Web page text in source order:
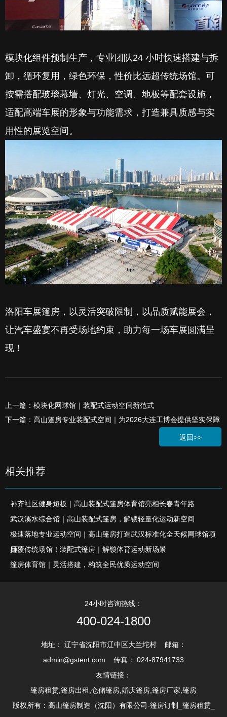
模块化组件预制生产，专业团队24 小时快速搭建与拆
卸，循环复用，绿色环保，性价比远超传统场馆。可
按需搭配玻璃幕墙、灯光、空调、地板等配套设施，
适配高端车展的形象与功能需求，打造兼具质感与实
用性的展览空间。
洛阳车展篷房，以灵活突破限制，以品质赋能展会，
让汽车盛宴不再受场地约束，助力每一场车展圆满呈
现！
上一篇：模块化网球馆｜装配式运动空间新范式
下一篇：高山篷房专业装配式空间｜为2026大连工博会提供坚实保障
返回>>
相关推荐
补齐社区健身短板｜高山装配式篷房体育馆亮相长春青年路
武汉溪水综合馆｜高山装配式篷房，解锁轻量化运动新空间
极速落地专业运动空间｜高山篷房打造武汉标准化全天候网球馆项
目
颠覆传统场馆！装配式篷房｜解锁体育运动新场景
篷房体育馆｜灵活搭建，构筑全民优质运动空间
24小时咨询热线：
400-024-1800
地址： 辽宁省沈阳市辽中区大兰坨村 邮箱：
admin@gstent.com 传真： 024-87941733
友情链接：
篷房租赁,篷房出租,仓储篷房,婚庆篷房,篷房厂家,篷房
版权所有：高山篷房制造（沈阳）有限公司-篷房订制_篷房租赁_